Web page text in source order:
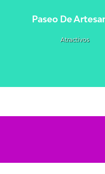
Paseo De
Atractivos